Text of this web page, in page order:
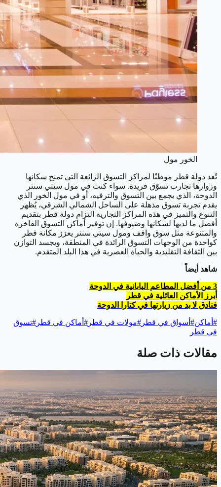
الخور مول
تُعد دولة قطر موطنًا لمراكز التسوق الرائعة التي تمنح سكانها
وزوارها تجارب تسوّق فريدة. سواء كنت في مول سيتي سنتر
الدوحة، الذي يجمع بين التسوق والترفيه، أو في مول الخور الذي
يقدم تجربة تسوق مذهلة على الساحل الشمالي الشرقي، يُظهر
التنوع والتميز في هذه المراكز التجارية التزام دولة قطر بتقديم
أفضل ما لديها لسكانها وضيوفها. إن توفير أماكن التسوق الفاخرة
والمتنوعة مثل سوق واقف ومول سيتي سنتر يعزز مكانة قطر
كواحدة من الوجهات التسوق الرائدة في المنطقة، ويجسد التوازن
بين الثقافة التقليدية والحياة العصرية في هذا البلد المتقدم.
شاهد أيضاً
3 من أفضل المطاعم اليابانية في الدوحة
أبرز الأماكن العائلية في قطر
فنادق لا بد من زيارتها في كتارا الدوحة
# أماكن# أسواق في قطر #مولات في قطر # أماكن في قطر #تسوق
في قطر
مقالات ذات صلة